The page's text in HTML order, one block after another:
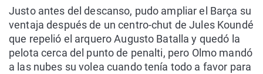
Justo antes del descanso, pudo ampliar el Barça su
ventaja después de un centro-chut de Jules Koundé
que repelió el arquero Augusto Batalla y quedó la
pelota cerca del punto de penalti, pero Olmo mandó
a las nubes su volea cuando tenía todo a favor para